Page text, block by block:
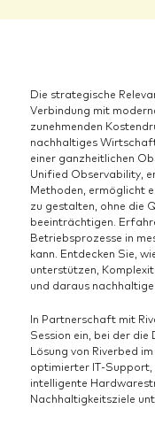
Die strategische
Verbindung mit
zunehmenden
nachhaltiges
einer ganzheitlichen
Unified Observability,
Methoden, ermöglicht
zu gestalten, ohne die
beeinträchtigen.
Betriebsprozesse in
kann. Entdecken Sie,
unterstützen,
und daraus
In Partnerschaft mit
Session ein, bei der
Lösung von Riverbed
optimierter IT-
intelligente
Nachhaltigkeitsziele